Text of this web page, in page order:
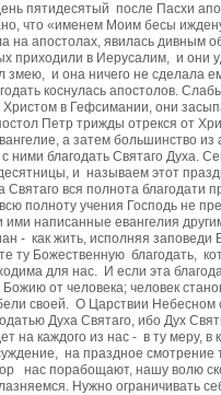
пятидесятый после Пасхи
что «именем Моим бесы
на апостолах, явилась дивным
приходили в Иерусалим, и они
и она ничего не сделала
коснулась апостолов.
в Гефсимании, они
Петр трижды отрекся от
а затем большинство из
ними благодать Святаго Духа.
и называем этот
вся полнота благодати
полноту учения Господь не
написанные евангелия
- как жить, исполняя заповеди
Божественную благодать,
для нас. И если эта
от человека; человек
своей. О Царствии Небесном
Духа Святаго, ибо Дух
на каждого из нас - в ту меру,
на праздное смотрение
нас порабощают, нашу волю
Нужно ограничивать